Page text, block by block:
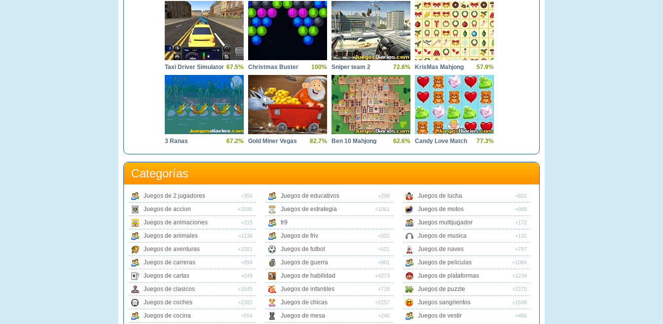
Taxi Driver Simulator 67.5% Christmas Buster 100% Sniper team 2 72.6% KrisMas Mahjong 57.9%
3 Ranas 67.2% Gold Miner Vegas 82.7% Ben 10 Mahjong 62.6% Candy Love Match 77.3%
Categorías
Juegos de 2 jugadores +355
Juegos de accion +2095
Juegos de animaciones +215
Juegos de animales +1136
Juegos de aventuras +1581
Juegos de carreras +894
Juegos de cartas +249
Juegos de clasicos +1545
Juegos de coches +2382
Juegos de cocina +554
Juegos de educativos +296
Juegos de estrategia +1061
fr9
Juegos de friv
+502
Juegos de futbol +601
Juegos de guerra +901
Juegos de habilidad +4273
Juegos de infantiles +718
Juegos de chicas +2257
Juegos de mesa +240
Juegos de lucha +652
Juegos de motos +988
Juegos multijugador +172
Juegos de musica +131
Juegos de naves +797
Juegos de peliculas +1084
Juegos de plataformas +1234
Juegos de puzzle +2270
Juegos sangrientos +1648
Juegos de vestir +456